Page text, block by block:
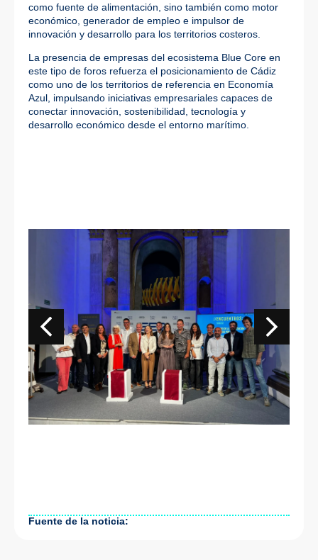
como fuente de alimentación, sino también como motor
económico, generador de empleo e impulsor de
innovación y desarrollo para los territorios costeros.
La presencia de empresas del ecosistema Blue Core en
este tipo de foros refuerza el posicionamiento de Cádiz
como uno de los territorios de referencia en Economía
Azul, impulsando iniciativas empresariales capaces de
conectar innovación, sostenibilidad, tecnología y
desarrollo económico desde el entorno marítimo.
Fuente de la noticia: